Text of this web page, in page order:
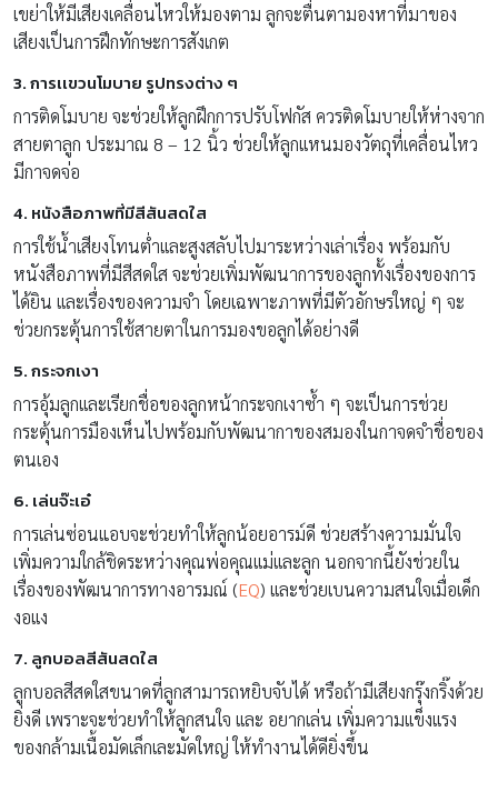
เขย่าให้มีเสียงเคลื่อนไหวให้มองตาม ลูกจะตื่นตามองหาที่มาของ
เสียงเป็นการฝึกทักษะการสังเกต
3. การเเขวนโมบาย รูปทรงต่าง ๆ
การติดโมบาย จะช่วยให้ลูกฝึกการปรับโฟกัส ควรติดโมบายให้ห่างจาก
สายตาลูก ประมาณ 8 – 12 นิ้ว ช่วยให้ลูกเเหนมองวัตถุที่เคลื่อนไหว
มีกาจดจ่อ
4. หนังสือภาพที่มีสีสันสดใส
การใช้น้ำเสียงโทนต่ำเเละสูงสลับไปมาระหว่างเล่าเรื่อง พร้อมกับ
หนังสือภาพที่มีสีสดใส จะช่วยเพิ่มพัฒนาการของลูกทั้งเรื่องของการ
ได้ยิน เเละเรื่องของความจำ โดยเฉพาะภาพที่มีตัวอักษรใหญ่ ๆ จะ
ช่วยกระตุ้นการใช้สายตาในการมองขอลูกได้อย่างดี
5. กระจกเงา
การอุ้มลูกเเละเรียกชื่อของลูกหน้ากระจกเงาซ้ำ ๆ จะเป็นการช่วย
กระตุ้นการมืองเห็นไปพร้อมกับพัฒนากาของสมองในกาจดจำชื่อของ
ตนเอง
6. เล่นจ๊ะเอ๋
การเล่นซ่อนแอบจะช่วยทำให้ลูกน้อยอารม์ดี ช่วยสร้างความมั่นใจ
เพิ่มความใกล้ชิดระหว่างคุณพ่อคุณเเม่เเละลูก นอกจากนี้ยังช่วยใน
เรื่องของพัฒนาการทางอารมณ์ (EQ) เเละช่วยเบนความสนใจเมื่อเด็ก
งอเเง
7. ลูกบอลสีสันสดใส
ลูกบอลสีสดใสขนาดที่ลูกสามารถหยิบจับได้ หรือถ้ามีเสียงกรุ๊งกริ๊งด้วย
ยิ่งดี เพราะจะช่วยทำให้ลูกสนใจ เเละ อยากเล่น เพิ่มความเเข็งเเรง
ของกล้ามเนื้อมัดเล็กเละมัดใหญ่ ให้ทำงานได้ดียิ่งขึ้น